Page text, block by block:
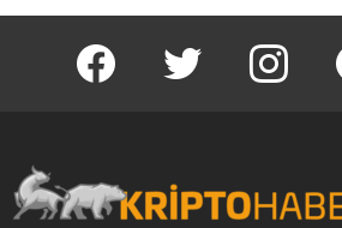
KriptoHaber Facebook
KriptoHaber Twitter